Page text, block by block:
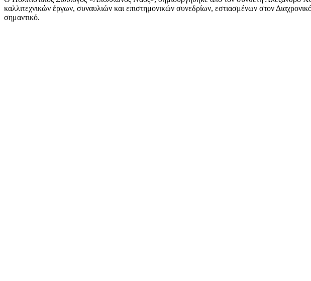
καλλιτεχνικών έργων, συναυλιών και επιστημονικών συνεδρίων, εστιασμένων στον
σημαντικό.